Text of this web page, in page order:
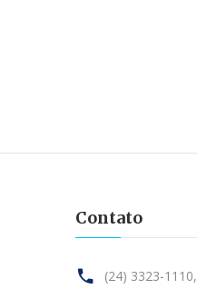
Contato
(24) 3323-1110,